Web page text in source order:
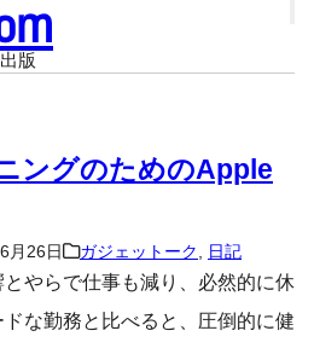
版
ングのためのApple
月26日 ガジェットーク 日記
やらで仕事も減り、必然的に休
な勤務と比べると、圧倒的に健